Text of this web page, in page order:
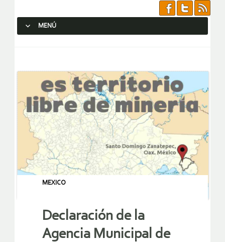
MENÚ
MEXICO
Declaración de la
Agencia Municipal de